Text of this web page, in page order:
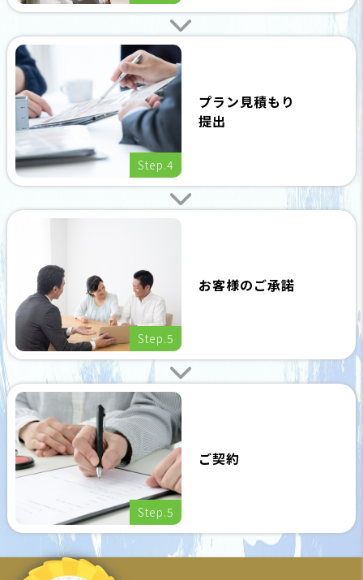
Step.4
プラン見積もり
提出
Step.5
お客様のご承諾
Step.5
ご契約